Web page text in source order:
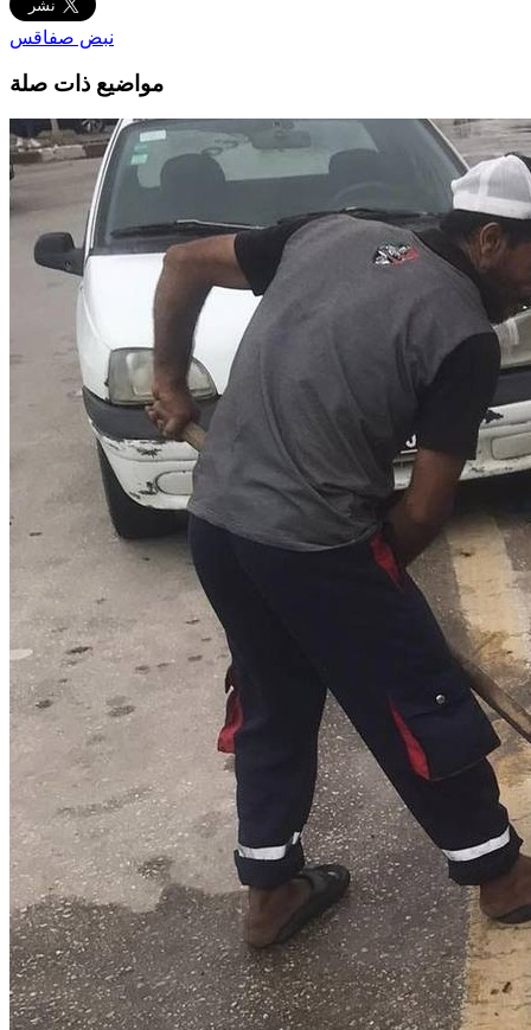
نبض صفاقس
مواضيع ذات صلة